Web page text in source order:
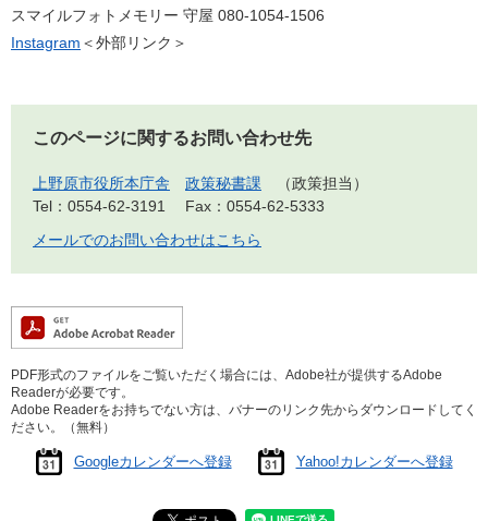
スマイルフォトメモリー 守屋 080-1054-1506
Instagram ＜外部リンク＞
このページに関するお問い合わせ先
上野原市役所本庁舎 政策秘書課
政策担当
Tel：0554-62-3191
Fax：0554-62-5333
メールでのお問い合わせはこちら
PDF形式のファイルをご覧いただく場合には、Adobe社が提供するAdobe
Readerが必要です。
Adobe Readerをお持ちでない方は、バナーのリンク先からダウンロードしてく
ださい。（無料）
Googleカレンダーへ登録 Yahoo!カレンダーへ登録